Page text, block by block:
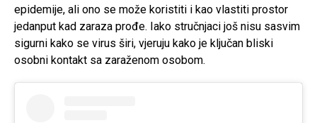
epidemije, ali ono se može koristiti i kao vlastiti prostor
jedanput kad zaraza prođe. Iako stručnjaci još nisu sasvim
sigurni kako se virus širi, vjeruju kako je ključan bliski
osobni kontakt sa zaraženom osobom.